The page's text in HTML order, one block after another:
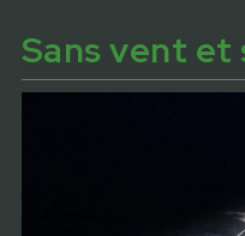
Sans vent et